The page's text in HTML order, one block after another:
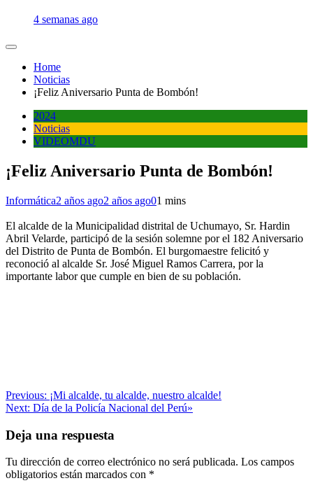
4 semanas ago
Home
Noticias
¡Feliz Aniversario Punta de Bombón!
2024
Noticias
VIDEOMDU
¡Feliz Aniversario Punta de Bombón!
Informática2 años ago2 años ago01 mins
El alcalde de la Municipalidad distrital de Uchumayo, Sr. Hardin
Abril Velarde, participó de la sesión solemne por el 182 Aniversario
del Distrito de Punta de Bombón. El burgomaestre felicitó y
reconoció al alcalde Sr. José Miguel Ramos Carrera, por la
importante labor que cumple en bien de su población.
Navegación
de
entradas
Previous: ¡Mi alcalde, tu alcalde, nuestro alcalde!
Next: Día de la Policía Nacional del Perú»
Deja una respuesta
Tu dirección de correo electrónico no será publicada. Los campos
obligatorios están marcados con *